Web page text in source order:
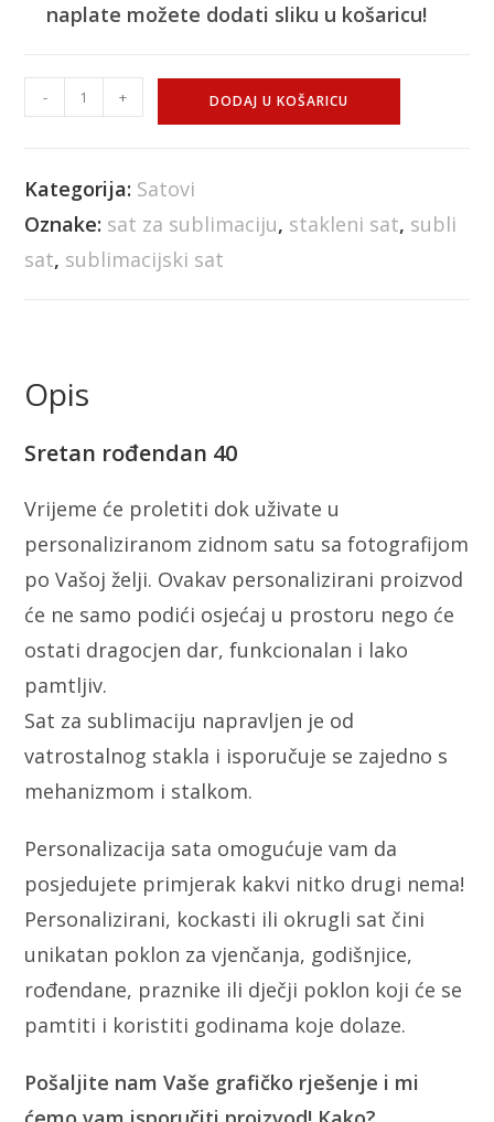
naplate možete dodati sliku u košaricu!
- + DODAJ U KOŠARICU
Kategorija: Satovi
Oznake: sat za sublimaciju, stakleni sat, subli
sat, sublimacijski sat
Opis
Sretan rođendan 40
Vrijeme će proletiti dok uživate u
personaliziranom zidnom satu sa fotografijom
po Vašoj želji. Ovakav personalizirani proizvod
će ne samo podići osjećaj u prostoru nego će
ostati dragocjen dar, funkcionalan i lako
pamtljiv.
Sat za sublimaciju napravljen je od
vatrostalnog stakla i isporučuje se zajedno s
mehanizmom i stalkom.
Personalizacija sata omogućuje vam da
posjedujete primjerak kakvi nitko drugi nema!
Personalizirani, kockasti ili okrugli sat čini
unikatan poklon za vjenčanja, godišnjice,
rođendane, praznike ili dječji poklon koji će se
pamtiti i koristiti godinama koje dolaze.
Pošaljite nam Vaše grafičko rješenje i mi